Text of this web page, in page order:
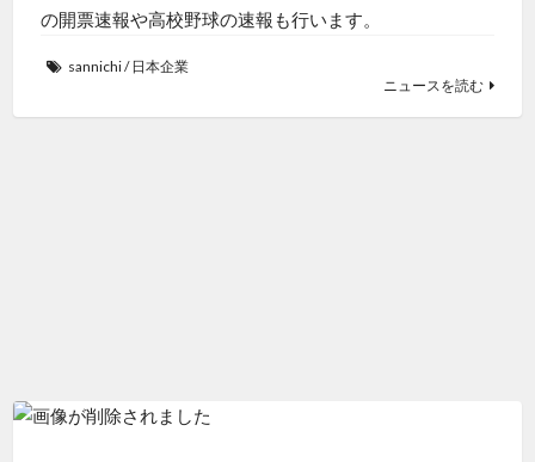
の開票速報や高校野球の速報も行います。
sannichi/ 日本企業
ニュースを読む